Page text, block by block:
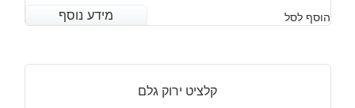
מידע נוסף הוסף לסל מידע נוסף
קלציט ירוק גלם